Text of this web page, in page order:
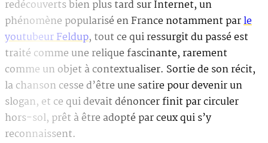
redécouverts bien plus tard sur Internet, un
phénomène popularisé en France notamment parle
youtubeur Feldup, tout ce qui ressurgit du passé est
traité comme une relique fascinante, rarement
comme un objet à contextualiser. Sortie de son récit,
la chanson cesse d’être une satire pour devenir un
slogan, et ce qui devait dénoncer finit par circuler
hors-sol, prêt à être adopté par ceux qui s’y
reconnaissent.